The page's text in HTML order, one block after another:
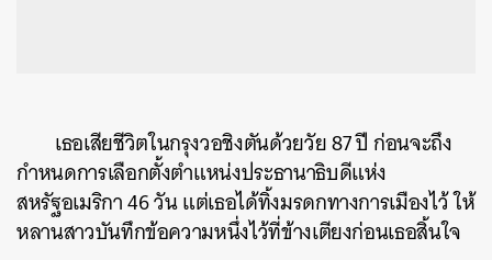
เธอเสียชีวิตในกรุงวอชิงตันด้วยวัย87ปีก่อนจะถึง
กำหนดการเลือกตั้งตำแหน่งประธานาธิบดีแห่ง
สหรัฐอเมริกา46วันแต่เธอได้ทิ้งมรดกทางการเมืองไว้ให้
หลานสาวบันทึกข้อความหนึ่งไว้ที่ข้างเตียงก่อนเธอสิ้นใจ